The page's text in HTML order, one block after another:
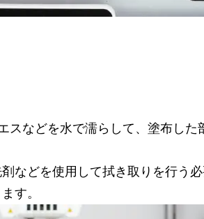
スなどを水で濡らして、塗布し
などを使用して拭き取りを行う必
す。